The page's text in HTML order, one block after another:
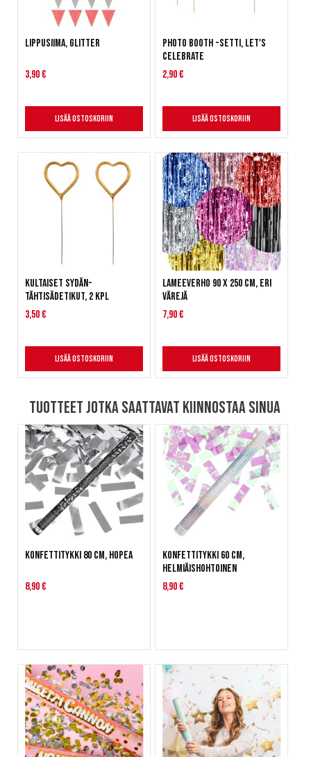
Lippusiima, glitter
3,90 €
Lisää ostoskoriin
Photo Booth -setti, Let's
Celebrate
2,90 €
Lisää ostoskoriin
Kultaiset sydän-
tähtisädetikut, 2 kpl
3,50 €
Lisää ostoskoriin
Lameeverho 90 x 250 cm, eri
värejä
7,90 €
Lisää ostoskoriin
Tuotteet jotka saattavat kiinnostaa sinua
Konfettitykki 80 cm, hopea
8,90 €
Konfettitykki 60 cm,
helmiäishohtoinen
8,90 €